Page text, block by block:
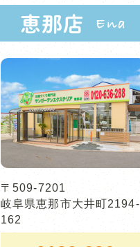
恵那店
〒509-7201
岐阜県恵那市大井町2194-
162